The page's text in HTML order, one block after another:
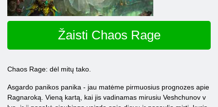
Žaisti Chaos Rage
Chaos Rage: dėl mitų tako.
Asgardo panikos panika - jau matėme pirmuosius prognozes apie
Ragnaroką. Vieną kartą, kai jis vadinamas mirusiu Veshchunov v